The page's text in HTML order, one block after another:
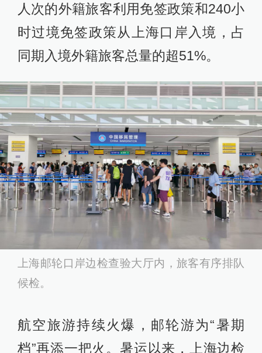
人次的外籍旅客利用免签政策和240小
时过境免签政策从上海口岸入境，占
同期入境外籍旅客总量的超51%。
上海邮轮口岸边检查验大厅内，旅客有序排队
候检。
航空旅游持续火爆，邮轮游为“暑期
档”再添一把火。暑运以来，上海边检